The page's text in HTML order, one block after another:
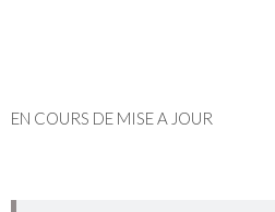
EN COURS DE MISE A JOUR